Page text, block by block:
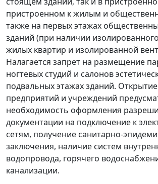
пристроенном к жилым и
также на первых этажах
зданий (при наличии
жилых квартир и изолированной
Налагается запрет на размещение
ногтевых студий и салонов
подвальных этажах зданий.
предприятий и учреждений
необходимость оформления
документации на подключение к
сетям, получение санитарно-
заключения, наличие систем
водопровода, горячего
канализации.